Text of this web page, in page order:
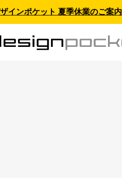
インポケット 夏季休業のご案内